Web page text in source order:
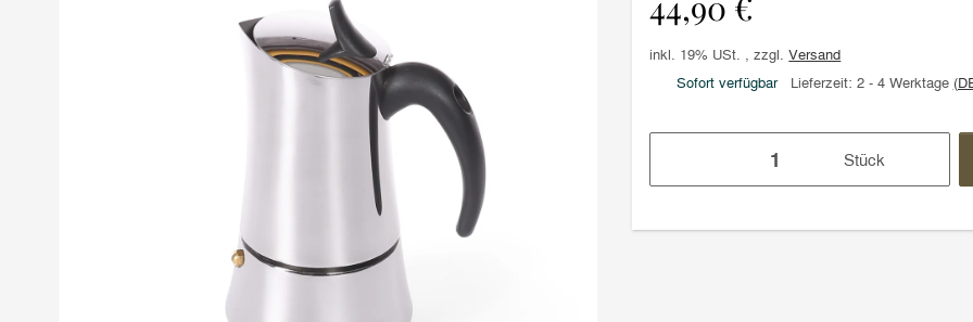
inkl. 19% USt. , zzgl.Versand
Sofort verfügbar
Lieferzeit: 2 - 4 Werktage
Stück